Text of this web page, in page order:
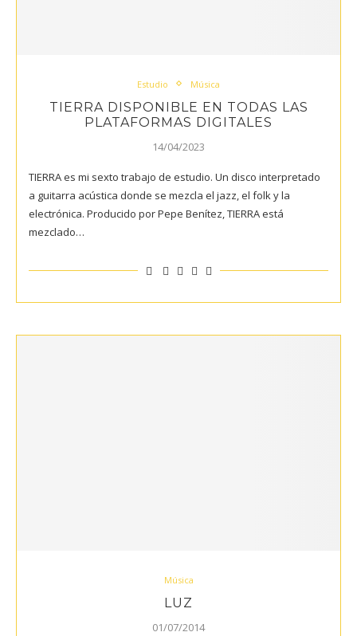
Estudio Música
TIERRA DISPONIBLE EN TODAS LAS
PLATAFORMAS DIGITALES
14/04/2023
TIERRA es mi sexto trabajo de estudio. Un disco interpretado
a guitarra acústica donde se mezcla el jazz, el folk y la
electrónica. Producido por Pepe Benítez, TIERRA está
mezclado…
Música
LUZ
01/07/2014